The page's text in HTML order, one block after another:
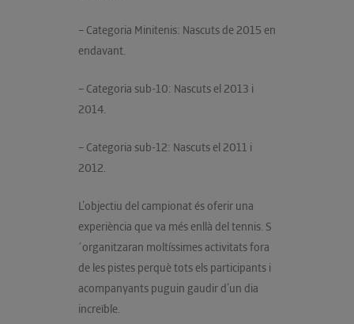
– Categoria Minitenis: Nascuts de 2015 en
endavant.
– Categoria sub-10: Nascuts el 2013 i
2014.
– Categoria sub-12: Nascuts el 2011 i
2012.
L’objectiu del campionat és oferir una
experiència que va més enllà del tennis. S
´organitzaran moltíssimes activitats fora
de les pistes perquè tots els participants i
acompanyants puguin gaudir d’un dia
increïble.